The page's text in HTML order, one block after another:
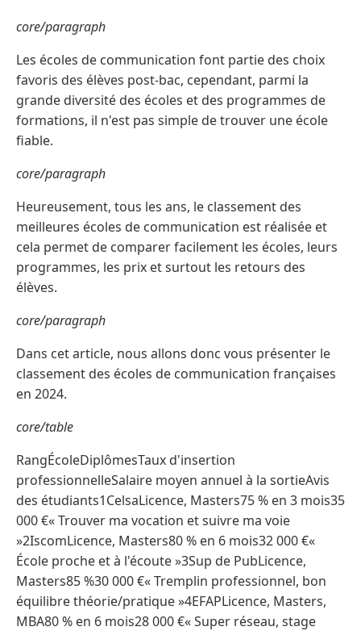
core/paragraph
Les écoles de communication font partie des choix
favoris des élèves post-bac, cependant, parmi la
grande diversité des écoles et des programmes de
formations, il n'est pas simple de trouver une école
fiable.
core/paragraph
Heureusement, tous les ans, le classement des
meilleures écoles de communication est réalisée et
cela permet de comparer facilement les écoles, leurs
programmes, les prix et surtout les retours des
élèves.
core/paragraph
Dans cet article, nous allons donc vous présenter le
classement des écoles de communication françaises
en 2024.
core/table
RangÉcoleDiplômesTaux d'insertion
professionnelleSalaire moyen annuel à la sortieAvis
des étudiants1CelsaLicence, Masters75 % en 3 mois35
000 €« Trouver ma vocation et suivre ma voie
»2IscomLicence, Masters80 % en 6 mois32 000 €«
École proche et à l'écoute »3Sup de PubLicence,
Masters85 %30 000 €« Tremplin professionnel, bon
équilibre théorie/pratique »4EFAPLicence, Masters,
MBA80 % en 6 mois28 000 €« Super réseau, stage